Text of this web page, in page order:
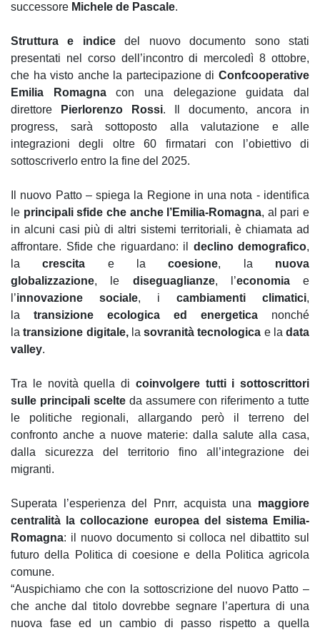
successore Michele de Pascale.
Struttura e indicedel nuovo documento sono stati
presentati nel corso dell’incontro di mercoledì 8 ottobre,
che ha visto anche la partecipazione di Confcooperative
Emilia Romagnacon una delegazione guidata dal
direttore
Pierlorenzo Rossi. Il documento, ancora in
progress, sarà sottoposto alla valutazione e alle
integrazioni degli oltre 60 firmatari con l’obiettivo di
sottoscriverlo entro la fine del 2025.
Il nuovo Patto – spiega la Regione in una nota - identifica
le principali sfide che anche l’Emilia-Romagna, al pari e
in alcuni casi più di altri sistemi territoriali, è chiamata ad
affrontare. Sfide che riguardano: il declino demografico,
lacrescita e lacoesione, la nuova
globalizzazione, le diseguaglianze, l’economiae
l’innovazione sociale, i cambiamenti climatici,
la transizione ecologica ed energetica nonché
latransizione digitale,la sovranità tecnologica e la data
valley.
Tra le novità quella di coinvolgere tutti i sottoscrittori
sulle principali scelteda assumere con riferimento a tutte
le politiche regionali, allargando però il terreno del
confronto anche a nuove materie: dalla salute alla casa,
dalla sicurezza del territorio fino all’integrazione dei
migranti.
Superata l’esperienza del Pnrr, acquista una maggiore
centralità la collocazione europea del sistema Emilia-
Romagna: il nuovo documento si colloca nel dibattito sul
futuro della Politica di coesione e della Politica agricola
comune.
“Auspichiamo che con la sottoscrizione del nuovo Patto –
che anche dal titolo dovrebbe segnare l’apertura di una
nuova fase ed un cambio di passo rispetto a quella